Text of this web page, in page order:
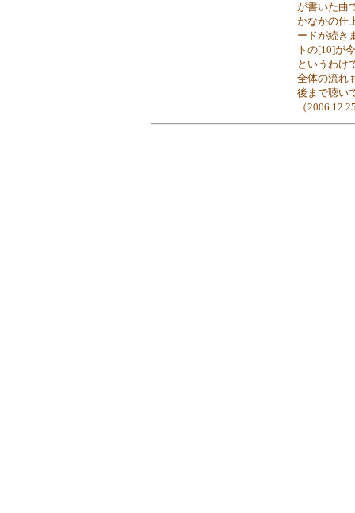
が書いた曲
かなかの仕
ードが続き
トの[10]が
というわけ
全体の流れ
後まで聴い
（